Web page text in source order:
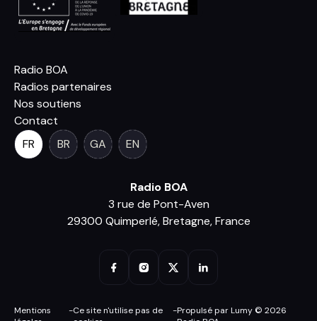
Radio BOA
Radios partenaires
Nos soutiens
Contact
FR
BR GA EN
Radio BOA
3 rue de Pont-Aven
29300 Quimperlé, Bretagne, France
Mentions
-Ce site n'utilise pas de
-Propulsé par Lumy © 2026